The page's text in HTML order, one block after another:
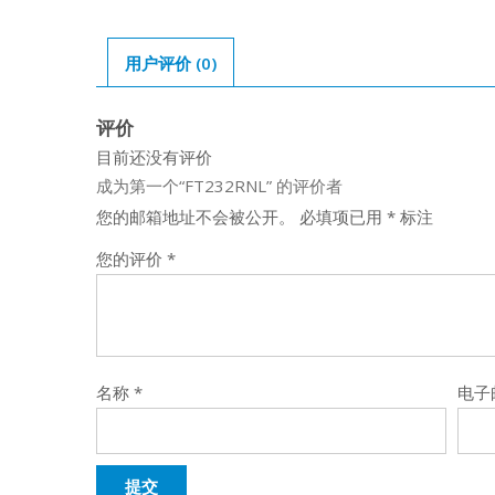
用户评价 (0)
评价
目前还没有评价
成为第一个“FT232RNL” 的评价者
您的邮箱地址不会被公开。
必填项已用 * 标注
您的评价 *
名称 * 电